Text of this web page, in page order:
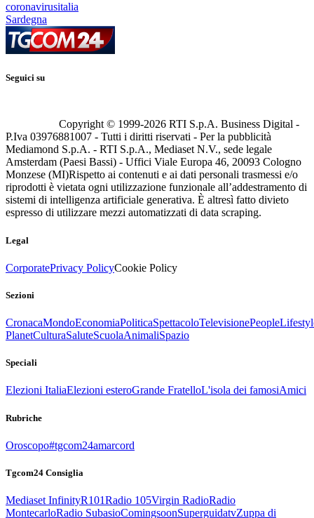
coronavirusitalia
Sardegna
Seguici su
Copyright © 1999-2026 RTI S.p.A. Business Digital -
P.Iva 03976881007 - Tutti i diritti riservati - Per la pubblicità
Mediamond S.p.A. - RTI S.p.A., Mediaset N.V., sede legale
Amsterdam (Paesi Bassi) - Uffici Viale Europa 46, 20093 Cologno
Monzese (MI)Rispetto ai contenuti e ai dati personali trasmessi e/o
riprodotti è vietata ogni utilizzazione funzionale all’addestramento di
sistemi di intelligenza artificiale generativa. È altresì fatto divieto
espresso di utilizzare mezzi automatizzati di data scraping.
Legal
CorporatePrivacy PolicyCookie Policy
Sezioni
CronacaMondoEconomiaPoliticaSpettacoloTelevisionePeople
PlanetCulturaSaluteScuolaAnimaliSpazio
Speciali
Elezioni ItaliaElezioni esteroGrande FratelloL'isola dei famosiAmici
Rubriche
Oroscopo#tgcom24amarcord
Tgcom24 Consiglia
Mediaset InfinityR101Radio 105Virgin RadioRadio
MontecarloRadio SubasioComingsoonSuperguidatvZuppa di